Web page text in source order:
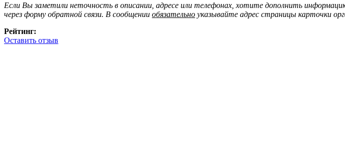
Если Вы заметили неточность в описании, адресе или телефонах, хотите дополнить
через форму обратной связи. В сообщении обязательно указывайте адрес страницы карточки
Рейтинг:
Оставить отзыв